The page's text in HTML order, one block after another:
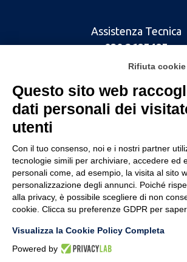
Assistenza Tecnica
030 2685485
CHI SIAMO
LAVORA CON NOI
Rifiuta
Questo sito web
dati personali dei
utenti
Con il tuo consenso, noi e i nostri partner
tecnologie simili per archiviare, accedere ed
personali come, ad esempio, la visita al sito
personalizzazione degli annunci. Poiché
alla privacy, è possibile scegliere di non
cookie. Clicca su preferenze GDPR per
Visualizza la Cookie Policy Completa
Powered by